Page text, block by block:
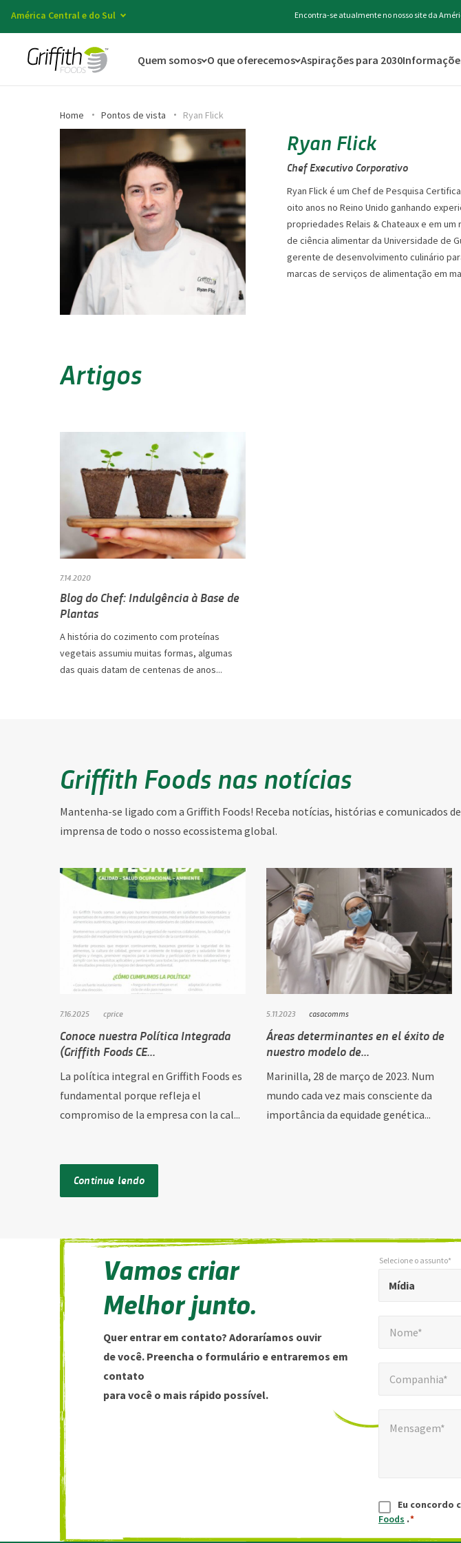
América Central e do Sul Encontra-se atualmente no nosso site da
Quem somos O que oferecemos Aspirações para 2030
Home Pontos de vista Ryan Flick
Ryan Flick
Chef Executivo Corporativo
Ryan Flick é um Chef de Pesquisa
oito anos no Reino Unido ganhando
propriedades Relais & Chateaux e em
de ciência alimentar da Universidade de
gerente de desenvolvimento culinário
marcas de serviços de alimentação em
Artigos
7.14.2020
Blog do Chef: Indulgência à Base de
Plantas
A história do cozimento com proteínas
vegetais assumiu muitas formas, algumas
das quais datam de centenas de anos...
Griffith Foods nas notícias
Mantenha-se ligado com a Griffith Foods! Receba notícias, histórias e comunicados de
imprensa de todo o nosso ecossistema global.
7.16.2025 cprice
Conoce nuestra Política Integrada
(Griffith Foods CE...
La política integral en Griffith Foods es
fundamental porque refleja el
compromiso de la empresa con la cal...
5.11.2023 casacomms
Áreas determinantes en el éxito de
nuestro modelo de...
Marinilla, 28 de março de 2023. Num
mundo cada vez mais consciente da
importância da equidade genética...
Continue lendo
Vamos criar
Melhor junto.
Quer entrar em contato? Adoraríamos ouvir
de você. Preencha o formulário e entraremos em
contato
para você o mais rápido possível.
indica
obrigatórios
Mídia
Selecione o assunto*
Nome*
Companhia*
Mensagem*
Consentimento
Eu concordo
Foods .*